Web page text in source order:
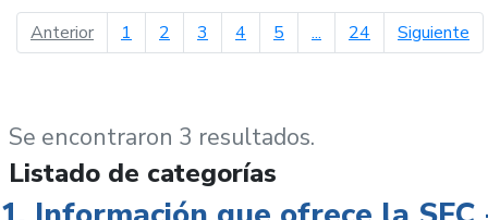
Anteriorpágina anterior
1 2 3 4 5 ... 24 Siguiente
Se encontraron 3 resultados.
Listado de categorías